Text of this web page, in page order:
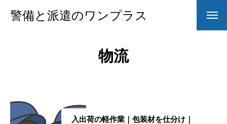
警備と派遣のワンプラス
物流
入出荷の軽作業｜包装材を仕分け｜